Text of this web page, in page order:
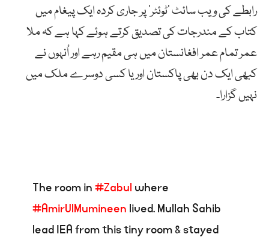
رابطے کی ویب سائٹ ’ٹوئٹر‘ پر جاری کردہ ایک پیغام میں
کتاب کے مندرجات کی تصدیق کرتے ہوئے کہا ہے کہ ملا
عمر تمام عمر افغانستان میں ہی مقیم رہے اور اُنہوں نے
کبھی ایک دن بھی پاکستان اور یا کسی دوسرے ملک میں
نہیں گزارا۔
The room in#Zabul where
#AmirUlMumineen lived. Mullah Sahib
lead IEA from this tiny room & stayed